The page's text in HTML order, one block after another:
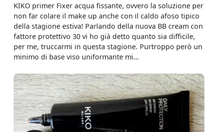
KIKO primer Fixer acqua fissante, ovvero la soluzione per
non far colare il make up anche con il caldo afoso tipico
della stagione estiva! Parlando della nuova BB cream con
fattore protettivo 30 vi ho già detto quanto sia difficile,
per me, truccarmi in questa stagione. Purtroppo però un
minimo di base viso uniformante mi…